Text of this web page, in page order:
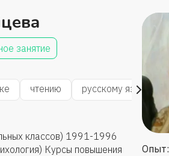
занятие
чтению русскому языку
классов) 1991-1996
Курсы повышения
Опыт: